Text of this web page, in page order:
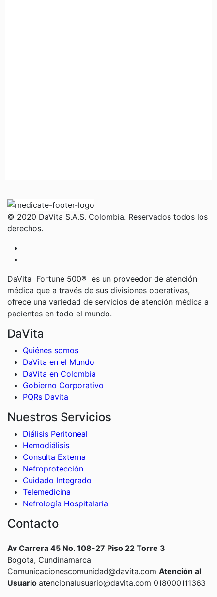
© 2020 DaVita S.A.S. Colombia. Reservados todos los
derechos.
DaVita Fortune 500® es un proveedor de atención
médica que a través de sus divisiones operativas,
ofrece una variedad de servicios de atención médica a
pacientes en todo el mundo.
DaVita
Quiénes somos
DaVita en el Mundo
DaVita en Colombia
Gobierno Corporativo
PQRs Davita
Nuestros Servicios
Diálisis Peritoneal
Hemodiálisis
Consulta Externa
Nefroprotección
Cuidado Integrado
Telemedicina
Nefrología Hospitalaria
Contacto
Av Carrera 45 No. 108-27 Piso 22 Torre 3
Bogota, Cundinamarca
Comunicacionescomunidad@davita.com Atención al
Usuario atencionalusuario@davita.com 018000111363